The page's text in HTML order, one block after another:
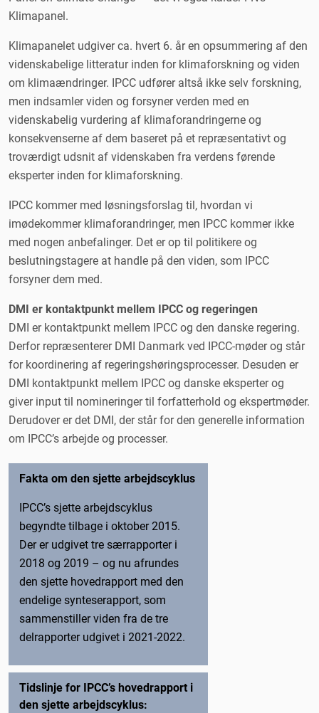
Klimapanel.
Klimapanelet udgiver ca. hvert 6. år en opsummering af den
videnskabelige litteratur inden for klimaforskning og viden
om klimaændringer. IPCC udfører altså ikke selv forskning,
men indsamler viden og forsyner verden med en
videnskabelig vurdering af klimaforandringerne og
konsekvenserne af dem baseret på et repræsentativt og
troværdigt udsnit af videnskaben fra verdens førende
eksperter inden for klimaforskning.
IPCC kommer med løsningsforslag til, hvordan vi
imødekommer klimaforandringer, men IPCC kommer ikke
med nogen anbefalinger. Det er op til politikere og
beslutningstagere at handle på den viden, som IPCC
forsyner dem med.
DMI er kontaktpunkt mellem IPCC og regeringen
DMI er kontaktpunkt mellem IPCC og den danske regering.
Derfor repræsenterer DMI Danmark ved IPCC-møder og står
for koordinering af regeringshøringsprocesser. Desuden er
DMI kontaktpunkt mellem IPCC og danske eksperter og
giver input til nomineringer til forfatterhold og ekspertmøder.
Derudover er det DMI, der står for den generelle information
om IPCC’s arbejde og processer.
Fakta om den sjette arbejdscyklus
IPCC’s sjette arbejdscyklus
begyndte tilbage i oktober 2015.
Der er udgivet tre særrapporter i
2018 og 2019 – og nu afrundes
den sjette hovedrapport med den
endelige synteserapport, som
sammenstiller viden fra de tre
delrapporter udgivet i 2021-2022.
Tidslinje for IPCC’s hovedrapport i
den sjette arbejdscyklus: